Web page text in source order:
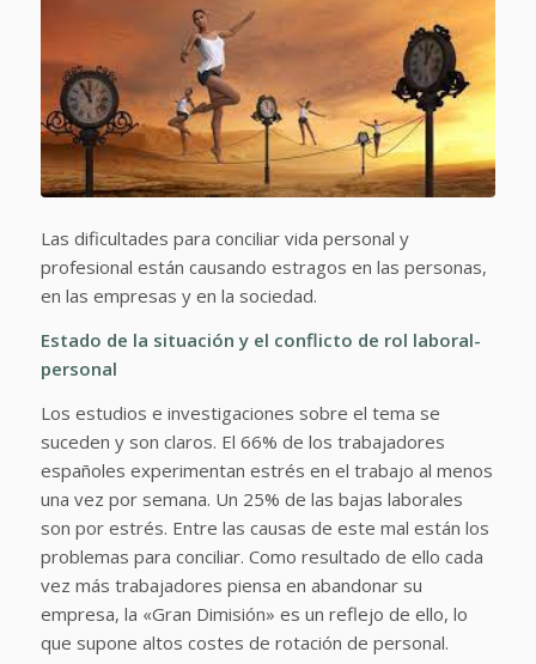
Las dificultades para conciliar vida personal y
profesional están causando estragos en las personas,
en las empresas y en la sociedad.
Estado de la situación y el conflicto de rol laboral-
personal
Los estudios e investigaciones sobre el tema se
suceden y son claros. El 66% de los trabajadores
españoles experimentan estrés en el trabajo al menos
una vez por semana. Un 25% de las bajas laborales
son por estrés. Entre las causas de este mal están los
problemas para conciliar. Como resultado de ello cada
vez más trabajadores piensa en abandonar su
empresa, la «Gran Dimisión» es un reflejo de ello, lo
que supone altos costes de rotación de personal.